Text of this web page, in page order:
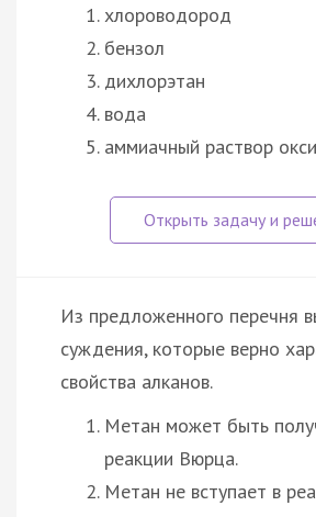
хлороводород
бензол
дихлорэтан
вода
аммиачный раствор
Из предложенного перечня
суждения, которые верно
свойства алканов.
Метан может быть
реакции Вюрца.
Метан не вступает в